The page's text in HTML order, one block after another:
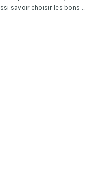
savoir choisir les bons …